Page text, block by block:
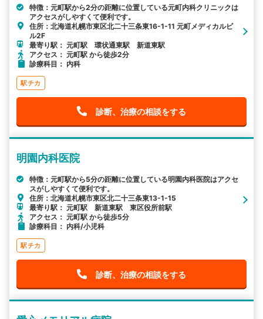
特徴：元町駅から2分の距離に位置している元町内科クリニックは
アクセスがしやすくて便利です。
住所：北海道札幌市東区北二十三条東16-1-11 元町メディカルビ
ル2F
最寄り駅： 元町駅 環状通東駅 新道東駅
アクセス： 元町駅 から徒歩2分
診療科目： 内科
駅チカ
診断、治療の相談をする
明園内科医院
特徴：元町駅から5分の距離に位置している明園内科医院はアクセ
スがしやすくて便利です。
住所：北海道札幌市東区北二十三条東13-1-15
最寄り駅： 元町駅 新道東駅 東区役所前駅
アクセス： 元町駅 から徒歩5分
診療科目： 内科/小児科
駅チカ
診断、治療の相談をする